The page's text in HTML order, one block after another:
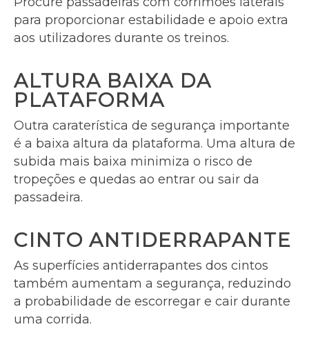
para proporcionar estabilidade e apoio extra
aos utilizadores durante os treinos.
ALTURA BAIXA DA
PLATAFORMA
Outra caraterística de segurança importante
é a baixa altura da plataforma. Uma altura de
subida mais baixa minimiza o risco de
tropeções e quedas ao entrar ou sair da
passadeira.
CINTO ANTIDERRAPANTE
As superfícies antiderrapantes dos cintos
também aumentam a segurança, reduzindo
a probabilidade de escorregar e cair durante
uma corrida.